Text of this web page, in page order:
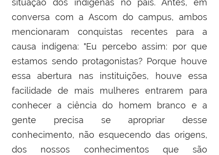
situação dos indígenas no país. Antes, em
conversa com a Ascom do campus, ambos
mencionaram conquistas recentes para a
causa indígena: "Eu percebo assim: por que
estamos sendo protagonistas? Porque houve
essa abertura nas instituições, houve essa
facilidade de mais mulheres entrarem para
conhecer a ciência do homem branco e a
gente precisa se apropriar desse
conhecimento, não esquecendo das origens,
dos nossos conhecimentos que são